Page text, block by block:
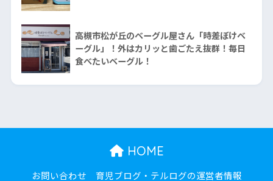
高槻市松が丘のベーグル屋さん「時差ぼけベ
ーグル」！外はカリッと歯ごたえ抜群！毎日
食べたいベーグル！
HOME
お問い合わせ 育児ブログ・テルログの運営者情報